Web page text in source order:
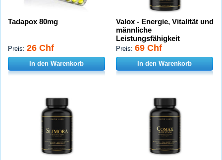
Tadapox 80mg
Preis: 26 Chf
In den Warenkorb
Valox - Energie, Vitalität und
männliche
Leistungsfähigkeit
Preis: 69 Chf
In den Warenkorb